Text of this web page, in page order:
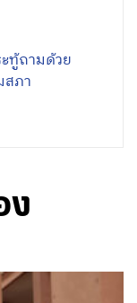
ทู้ถามด้วย
สภา
ง